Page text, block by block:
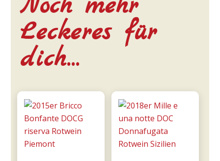
Leckeres für
dich…